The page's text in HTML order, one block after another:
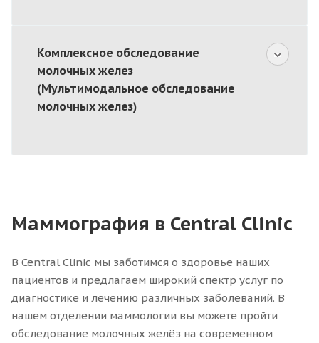
Комплексное обследование
молочных желез
(Мультимодальное обследование
молочных желез)
Маммография в Central Clinic
В Central Clinic мы заботимся о здоровье наших
пациентов и предлагаем широкий спектр услуг по
диагностике и лечению различных заболеваний. В
нашем отделении маммологии вы можете пройти
обследование молочных желёз на современном